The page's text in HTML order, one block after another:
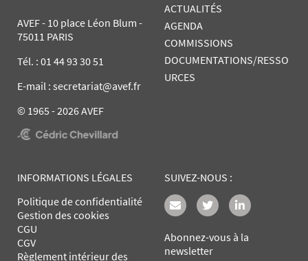
AVEF - 10 place Léon Blum -
75011 PARIS
Tél. : 01 44 93 30 51
E-mail : secretariat@avef.fr
© 1965 - 2026 AVEF
ACTUALITÉS
AGENDA
COMMISSIONS
DOCUMENTATIONS/RESSO
URCES
INFORMATIONS LÉGALES
Politique de confidentialité
Gestion des cookies
CGU
CGV
Règlement intérieur des
SUIVEZ-NOUS :
Abonnez-vous à la
newsletter